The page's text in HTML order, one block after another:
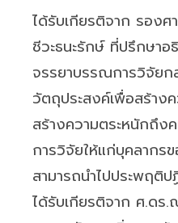
ได้รับเกียรติจาก รอง
ชีวะธนะรักษ์ ที่ปรึกษาอ
จรรยาบรรณการวิจัยก
วัตถุประสงค์เพื่อสร้างค
สร้างความตระหนักถึง
การวิจัยให้แก่บุคลากร
สามารถนำไปประพฤติ
ได้รับเกียรติจาก ศ.ด